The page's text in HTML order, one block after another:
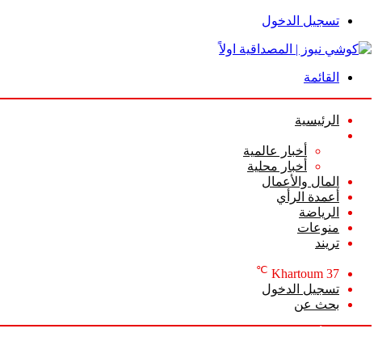
تسجيل الدخول
القائمة
الرئيسية
أخبار عالمية
أخبار محلية
المال والأعمال
أعمدة الرأي
الرياضة
منوعات
تريند
Khartoum 37
℃
تسجيل الدخول
بحث عن